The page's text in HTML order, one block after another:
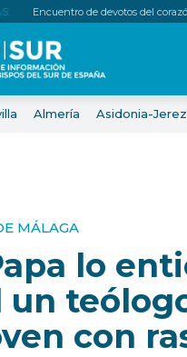
Encuentro de devotos del
Almería Asidonia-Jerez
MÁLAGA
lo
un
con